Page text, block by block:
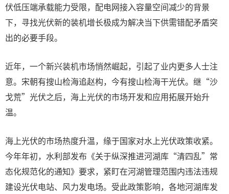
伏低压端承载能力受限，配电网接入容量空间减少的背景
下，寻找光伏新的装机增长极成为解决当下供需错配矛盾突
出的必要手段。
近年，一个新兴装机市场悄然崛起，引起了业内更多人士注
意。宋朝有搜山检海追赵构，今有搜山检海干光伏。继“沙
戈荒”光伏之后，海上光伏的市场开发和应用拓展开始升
温。
海上光伏的市场热度升温，缘于国家对水上光伏政策收紧。
今年年初，水利部发布《关于纵深推进河湖库“清四乱”常
态化规范化的通知》要求，紧盯在河湖管理范围内违法违规
建设光伏电站、风力发电场。受此政策影响，各地河湖库发